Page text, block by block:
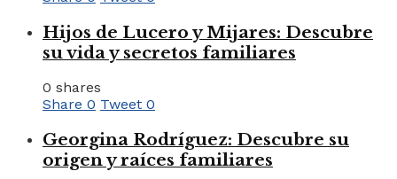
Hijos de Lucero y Mijares: Descubre
su vida y secretos familiares
0 shares
Share 0 Tweet 0
Georgina Rodríguez: Descubre su
origen y raíces familiares